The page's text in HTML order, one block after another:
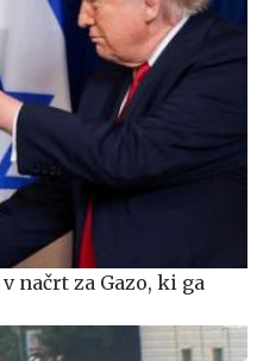
načrt za Gazo, ki ga